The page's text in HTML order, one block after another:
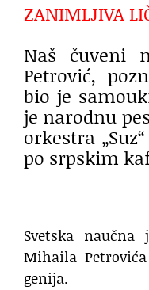
ZANIMLJIVA
Naš čuveni
Petrović,
bio je
je narodnu
orkestra
po srpskim
Svetska
Mihaila Petrovića
genija.